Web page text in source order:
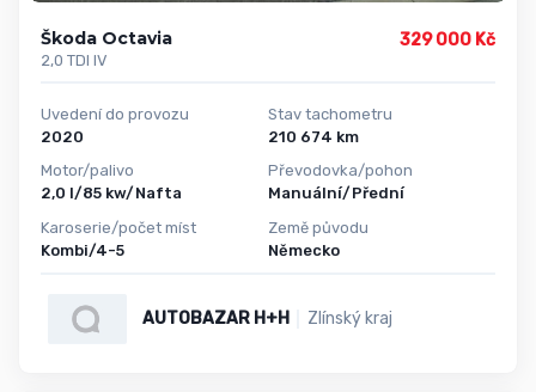
Škoda Octavia
2,0 TDI IV
329 000 Kč
Uvedení do provozu
2020
Motor/palivo
2,0 l/85 kw/Nafta
Karoserie/počet míst
Kombi/4-5
Stav tachometru
210 674 km
Převodovka/pohon
Manuální/Přední
Země původu
Německo
AUTOBAZAR H+H Zlínský kraj